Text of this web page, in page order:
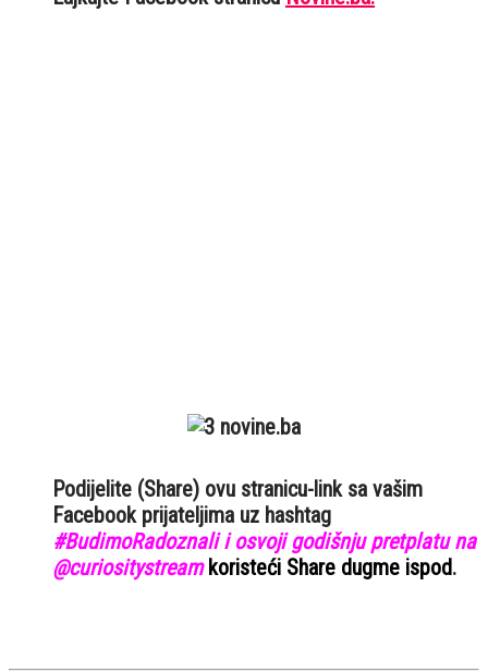
Podijelite (Share) ovu stranicu-link sa vašim
Facebook prijateljima uz hashtag
#BudimoRadoznali i osvoji godišnju pretplatu na
@curiositystreamkoristeći Share dugme ispod.